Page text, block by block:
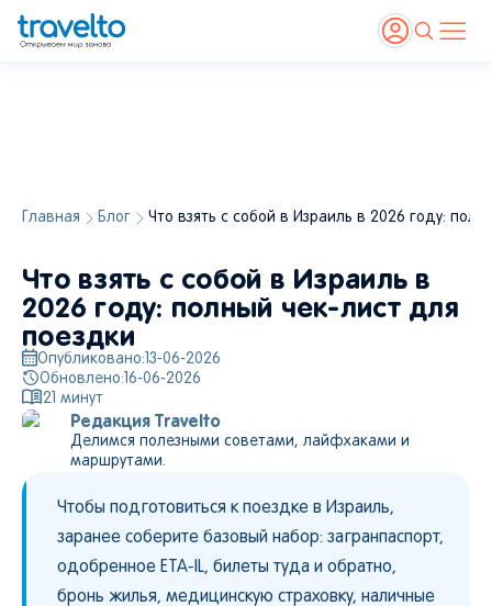
Главная Блог Что взять с собой в Израиль в 2026 году:
Что взять с собой в Израиль в
2026 году: полный чек-лист для
поездки
Опубликовано: 13-06-2026
Обновлено: 16-06-2026
21 минут
Редакция Travelto
Делимся полезными советами, лайфхаками и
маршрутами.
Чтобы подготовиться к поездке в Израиль,
заранее соберите базовый набор: загранпаспорт,
одобренное ETA-IL, билеты туда и обратно,
бронь жилья, медицинскую страховку, наличные